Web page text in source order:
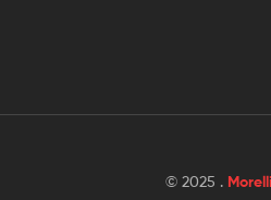
© 2025 .